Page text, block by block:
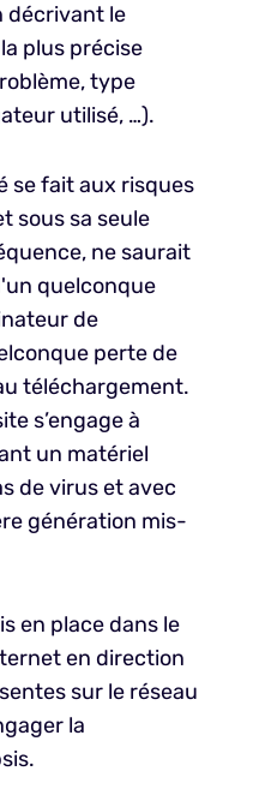
décrivant le
plus précise
type
utilisé, …).
se fait aux risques
sous sa seule
ne saurait
quelconque
de
perte de
téléchargement.
s’engage à
un matériel
de virus et avec
génération mis-
en place dans le
en direction
sur le réseau
la